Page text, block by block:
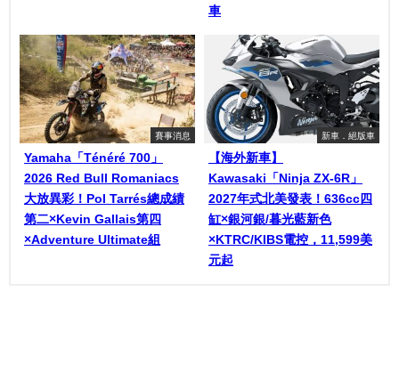
車
賽事消息
Yamaha「Ténéré 700」
2026 Red Bull Romaniacs
大放異彩！Pol Tarrés總成績
第二×Kevin Gallais第四
×Adventure Ultimate組
新車．絕版車
【海外新車】
Kawasaki「Ninja ZX-6R」
2027年式北美發表！636cc四
缸×銀河銀/暮光藍新色
×KTRC/KIBS電控，11,599美
元起